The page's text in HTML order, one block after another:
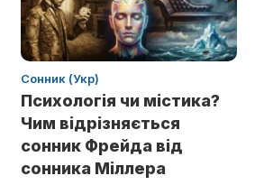
Сонник (Укр)
Психологія чи містика?
Чим відрізняється
сонник Фрейда від
сонника Міллера